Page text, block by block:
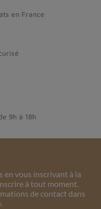
en France
9h à 18h
en vous inscrivant à la
à tout moment.
de contact dans